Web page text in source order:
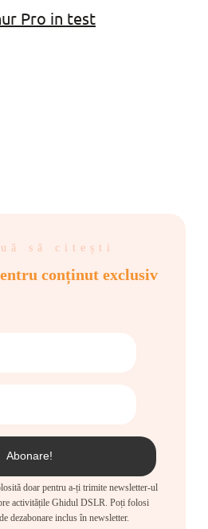
Pro in test
să citești
conținut exclusiv
doar pentru a-ți trimite newsletter-ul
activitățile Ghidul DSLR. Poți folosi
dezabonare inclus în newsletter.